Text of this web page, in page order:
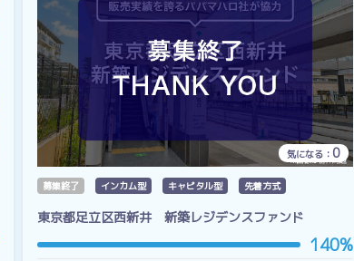
気になる： 0
募集終了 インカム型 キャピタル型 先着方式
東京都足立区西新井 新築レジデンスファンド
140%